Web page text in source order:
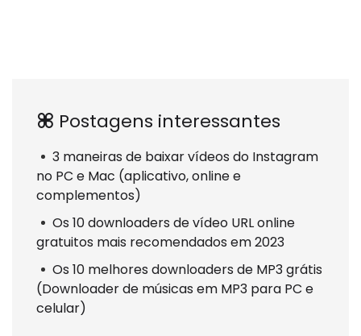
Postagens interessantes
3 maneiras de baixar vídeos do Instagram
no PC e Mac (aplicativo, online e
complementos)
Os 10 downloaders de vídeo URL online
gratuitos mais recomendados em 2023
Os 10 melhores downloaders de MP3 grátis
(Downloader de músicas em MP3 para PC e
celular)